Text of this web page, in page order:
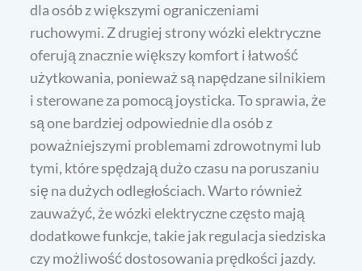
dla osób z większymi ograniczeniami
ruchowymi. Z drugiej strony wózki elektryczne
oferują znacznie większy komfort i łatwość
użytkowania, ponieważ są napędzane silnikiem
i sterowane za pomocą joysticka. To sprawia, że
są one bardziej odpowiednie dla osób z
poważniejszymi problemami zdrowotnymi lub
tymi, które spędzają dużo czasu na poruszaniu
się na dużych odległościach. Warto również
zauważyć, że wózki elektryczne często mają
dodatkowe funkcje, takie jak regulacja siedziska
czy możliwość dostosowania prędkości jazdy.